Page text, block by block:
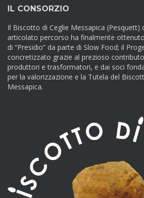
IL CONSORZIO
Il Biscotto di Ceglie Messapica (Pesquett)
articolato percorso ha finalmente
di “Presidio” da parte di Slow Food; il
concretizzato grazie al prezioso
produttori e trasformatori, e dai soci
per la valorizzazione e la Tutela del
Messapica.